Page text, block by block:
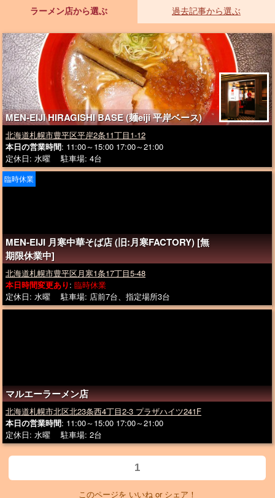
ラーメン店から選ぶ 過去記事から選ぶ
MEN-EIJI HIRAGISHI BASE (麺eiji 平岸ベース)
北海道札幌市豊平区平岸2条11丁目1-12
本日の営業時間: 11:00～15:00 17:00～21:00
定休日: 水曜 駐車場: 4台
MEN-EIJI 月寒中華そば店 (旧:月寒FACTORY) [無
期限休業中]
臨時休業
北海道札幌市豊平区月寒1条17丁目5-48
本日時間変更あり: 臨時休業
定休日: 水曜 駐車場: 店前7台、指定場所3台
マルエーラーメン店
北海道札幌市北区北23条西4丁目2-3 プラザハイツ241F
本日の営業時間: 11:00～15:00 17:00～21:00
定休日: 水曜 駐車場: 2台
1
このページを いいね or シェア！